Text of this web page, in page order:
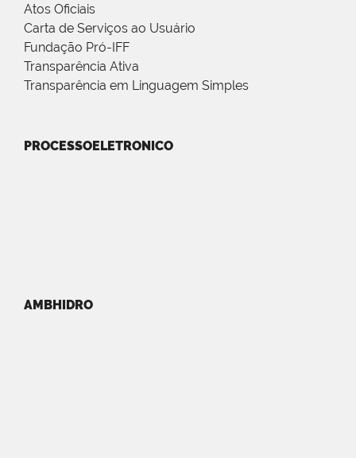
Atos Oficiais
Carta de Serviços ao Usuário
Fundação Pró-IFF
Transparência Ativa
Transparência em Linguagem Simples
PROCESSOELETRONICO
AMBHIDRO